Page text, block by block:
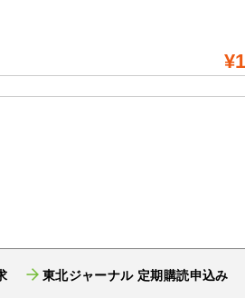
東北ジャーナル 定期購読申込み